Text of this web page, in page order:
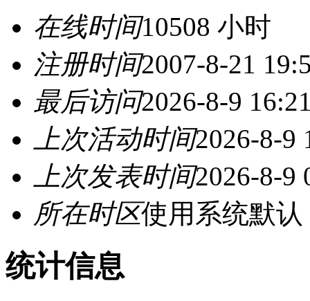
在线时间10508 小时
注册时间2007-8-21
最后访问2026-8-9
上次活动时间2026-8-9
上次发表时间2026-8-9
所在时区使用系统默认
统计信息